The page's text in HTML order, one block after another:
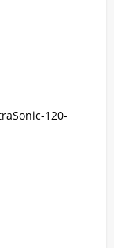
120-